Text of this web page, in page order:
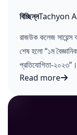
Posted in
বিচ্ছিন্নPosted by
Tachyon
রাজউক কলেজ সায়েন্স
শেষ হলো “১ম
প্রতিযোগিতা-২০২৩”।
Read more
রাজউক কলেজে